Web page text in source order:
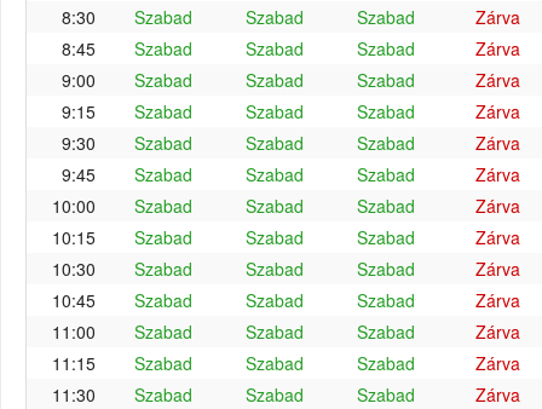
8:30
Szabad Szabad Szabad
Zárva
8:45
Szabad Szabad Szabad
Zárva
9:00
Szabad Szabad Szabad
Zárva
9:15
Szabad Szabad Szabad
Zárva
9:30
Szabad Szabad Szabad
Zárva
9:45
Szabad Szabad Szabad
Zárva
10:00
Szabad Szabad Szabad
Zárva
10:15
Szabad Szabad Szabad
Zárva
10:30
Szabad Szabad Szabad
Zárva
10:45
Szabad Szabad Szabad
Zárva
11:00
Szabad Szabad Szabad
Zárva
11:15
Szabad Szabad Szabad
Zárva
11:30
Szabad Szabad Szabad
Zárva